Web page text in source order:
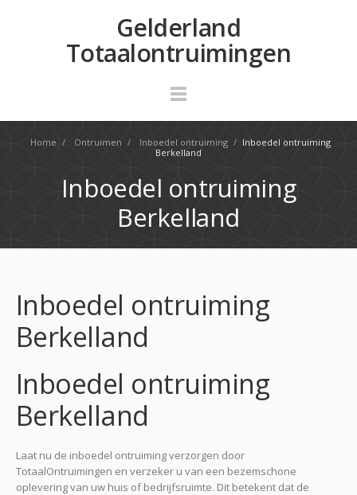
Gelderland
Totaalontruimingen
Home / Ontruimen / Inboedel ontruiming / Inboedel ontruiming
Berkelland
Inboedel ontruiming
Berkelland
Inboedel ontruiming
Berkelland
Inboedel ontruiming
Berkelland
Laat nu de inboedel ontruiming verzorgen door
TotaalOntruimingen en verzeker u van een bezemschone
oplevering van uw huis of bedrijfsruimte. Dit betekent dat de